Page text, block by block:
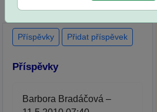
zkouškách
Příspěvky Přidat příspěvek
Příspěvky
Barbora Bradáčová –